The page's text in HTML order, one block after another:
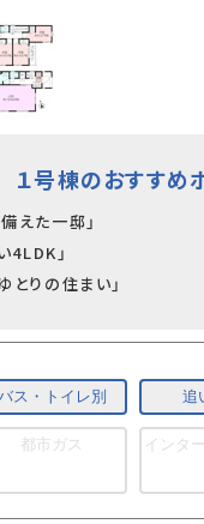
号棟のおすすめ
えた一邸」
」
りの住まい」
ス・トイレ別 追
都市ガス インタ